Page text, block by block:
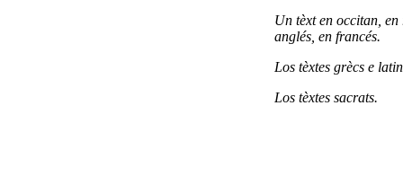
Un tèxt en occitan, en
anglés, en francés.
Los tèxtes grècs e
Los tèxtes sacrats.